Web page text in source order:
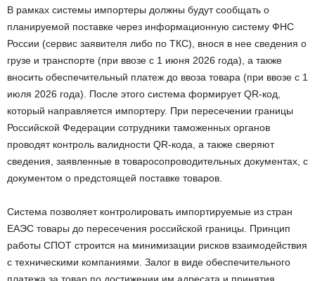
В рамках системы импортеры должны будут сообщать о
планируемой поставке через информационную систему ФНС
России (сервис заявителя либо по ТКС), внося в нее сведения о
грузе и транспорте (при ввозе с 1 июня 2026 года), а также
вносить обеспечительный платеж до ввоза товара (при ввозе с 1
июля 2026 года). После этого система формирует QR-код,
который направляется импортеру. При пересечении границы
Российской Федерации сотрудники таможенных органов
проводят контроль валидности QR-кода, а также сверяют
сведения, заявленные в товаросопроводительных документах, с
документом о предстоящей поставке товаров.
Система позволяет контролировать импортируемые из стран
ЕАЭС товары до пересечения российской границы. Принцип
работы СПОТ строится на минимизации рисков взаимодействия
с техническими компаниями. Залог в виде обеспечительного